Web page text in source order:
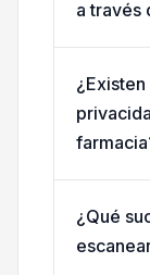
a través
¿Qué